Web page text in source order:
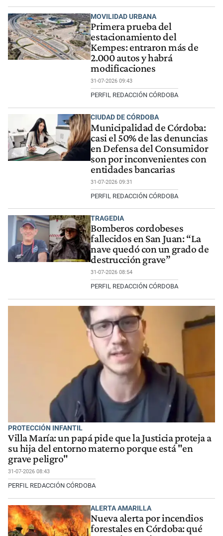
MOVILIDAD URBANA
Primera prueba del
estacionamiento del
Kempes: entraron más de
2.000 autos y habrá
modificaciones
31-07-2026 09:43
PERFIL REDACCIÓN CÓRDOBA
CIUDAD DE CÓRDOBA
Municipalidad de Córdoba:
casi el 50% de las denuncias
en Defensa del Consumidor
son por inconvenientes con
entidades bancarias
31-07-2026 09:31
PERFIL REDACCIÓN CÓRDOBA
TRAGEDIA
Bomberos cordobeses
fallecidos en San Juan: “La
nave quedó con un grado de
destrucción grave”
31-07-2026 08:54
PERFIL REDACCIÓN CÓRDOBA
PROTECCIÓN INFANTIL
Villa María: un papá pide que la Justicia proteja a
su hija del entorno materno porque está "en
grave peligro"
31-07-2026 08:43
PERFIL REDACCIÓN CÓRDOBA
ALERTA AMARILLA
Nueva alerta por incendios
forestales en Córdoba: qué